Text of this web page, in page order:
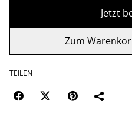
Jetzt
Zum
TEILEN